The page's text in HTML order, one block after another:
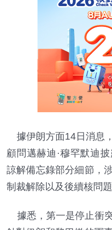
據伊朗方面14日消息
顧問邁赫迪·穆罕默迪
諒解備忘錄部分細節，
制裁解除以及後續核問
據悉，第一是停止衝